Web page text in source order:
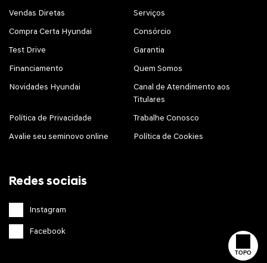
TOPO
Vendas Diretas Serviços
Compra Certa Hyundai Consórcio
Test Drive Garantia
Financiamento Quem Somos
Novidades Hyundai
Canal de Atendimento aos
Titulares
Política de Privacidade Trabalhe Conosco
Avalie seu seminovo online Política de Cookies
Redes sociais
Instagram
Facebook